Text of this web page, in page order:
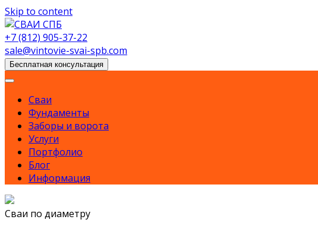
Skip to content
+7 (812) 905-37-22
sale@vintovie-svai-spb.com
Бесплатная консультация
Сваи
Фундаменты
Заборы и ворота
Услуги
Портфолио
Блог
Информация
Сваи по диаметру